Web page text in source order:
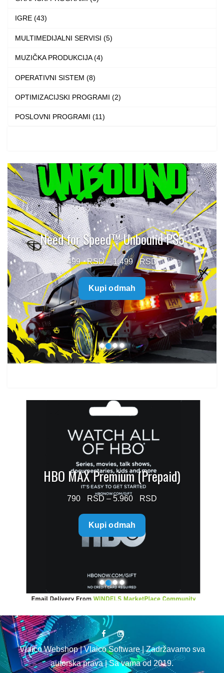
IGRE (43)
MULTIMEDIJALNI SERVISI (5)
MUZIČKA PRODUKCIJA (4)
OPERATIVNI SISTEM (8)
OPTIMIZACIJSKI PROGRAMI (2)
POSLOVNI PROGRAMI (11)
Need for Speed™ Unbound PS5
499 – 1.499
Price
range:
499 $
through
1.499 $
Kupi odmah
HBO MAX Premium (Prepaid)
790 – 5.960
Kupi odmah
Vlaico Webshop | Vlaico Software | Zadržavamo sva
autorska prava | Sa vama od 2019.